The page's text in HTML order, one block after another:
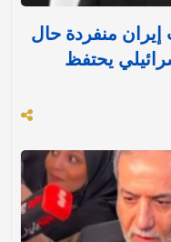
منفردة حال
يحتفظ